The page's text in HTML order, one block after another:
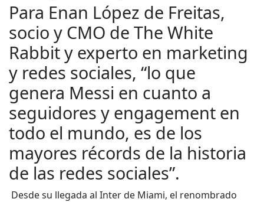
Para Enan López de Freitas,
socio y CMO de The White
Rabbit y experto en marketing
y redes sociales, “lo que
genera Messi en cuanto a
seguidores y engagement en
todo el mundo, es de los
mayores récords de la historia
de las redes sociales”.
Desde su llegada al Inter de Miami, el renombrado